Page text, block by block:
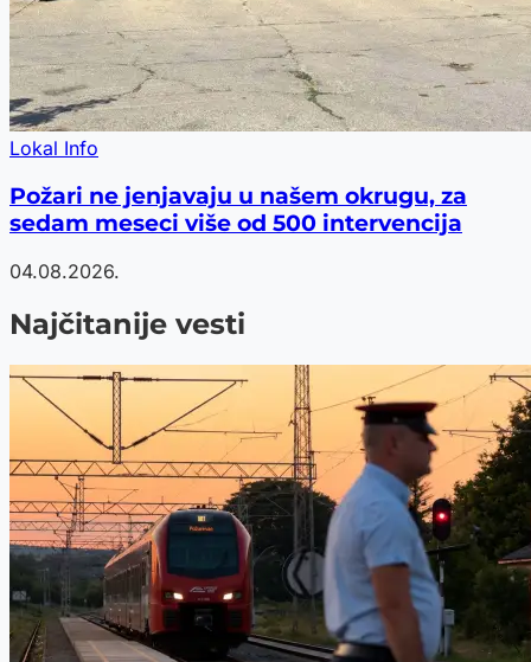
Lokal Info
Požari ne jenjavaju u našem okrugu, za
sedam meseci više od 500 intervencija
04.08.2026.
Najčitanije vesti